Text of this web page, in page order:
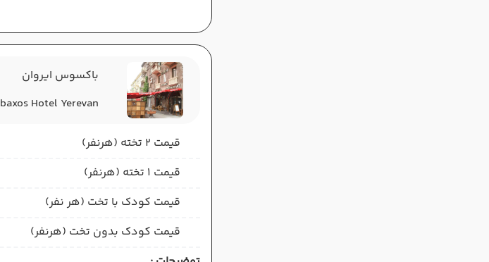
باکسوس ایروان
baxos Hotel Yerevan
قیمت 2 تخته (هرنفر)
قیمت 1 تخته (هرنفر)
قیمت کودک با تخت (هر نفر)
قیمت کودک بدون تخت (هرنفر)